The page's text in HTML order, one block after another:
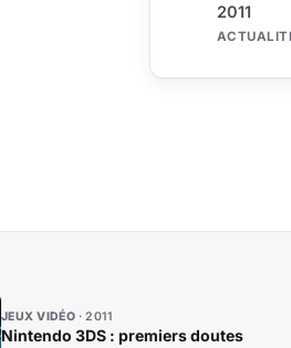
2011
JEUX VIDÉO 2011
Nintendo 3DS : premiers doutes